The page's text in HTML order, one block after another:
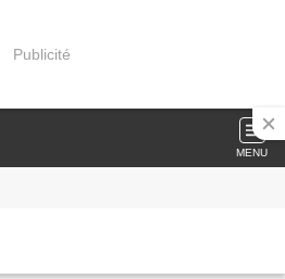
Publicité
MENU